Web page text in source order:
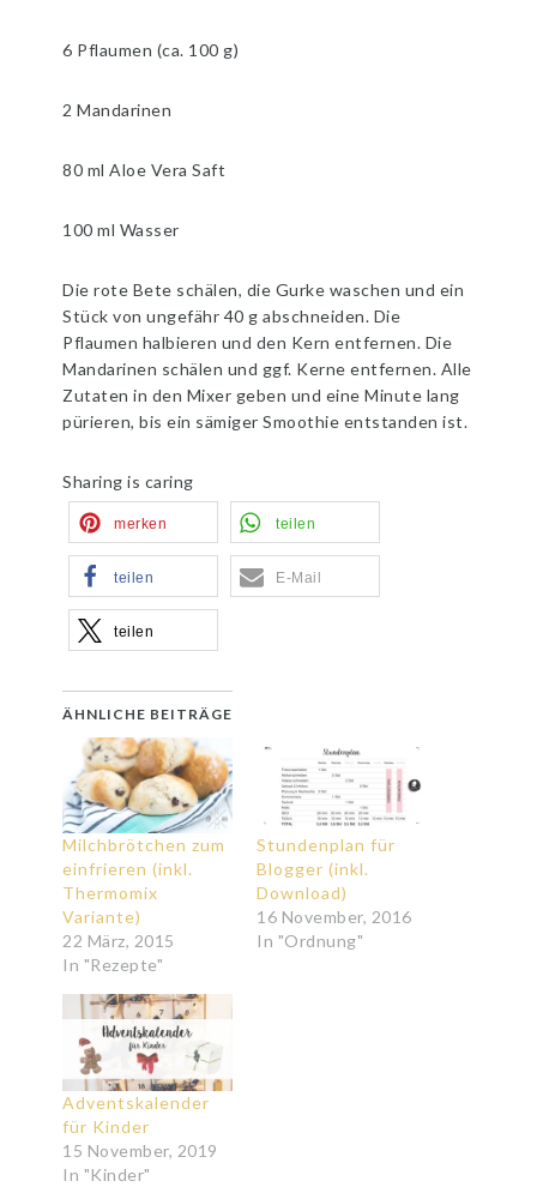
6 Pflaumen (ca. 100 g)
2 Mandarinen
80 ml Aloe Vera Saft
100 ml Wasser
Die rote Bete schälen, die Gurke waschen und ein
Stück von ungefähr 40 g abschneiden. Die
Pflaumen halbieren und den Kern entfernen. Die
Mandarinen schälen und ggf. Kerne entfernen. Alle
Zutaten in den Mixer geben und eine Minute lang
pürieren, bis ein sämiger Smoothie entstanden ist.
Sharing is caring
merken teilen
teilen E-Mail
teilen
ÄHNLICHE BEITRÄGE
Milchbrötchen zum
einfrieren (inkl.
Thermomix
Variante)
22 März, 2015
In "Rezepte"
Stundenplan für
Blogger (inkl.
Download)
16 November, 2016
In "Ordnung"
Adventskalender
für Kinder
15 November, 2019
In "Kinder"